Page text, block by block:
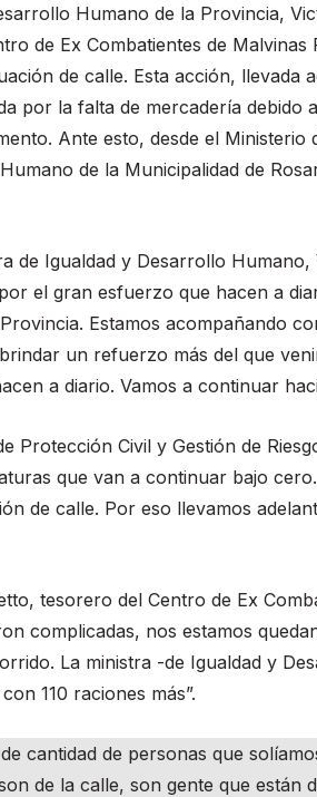
Humano de la Provincia,
de Ex Combatientes de
de calle. Esta acción, llevada
por la falta de mercadería debido
Ante esto, desde el
de la Municipalidad de
de Igualdad y Desarrollo
el gran esfuerzo que hacen a
Estamos acompañando
un refuerzo más del que
a diario. Vamos a continuar
Protección Civil y Gestión de
que van a continuar bajo
de calle. Por eso llevamos
tesorero del Centro de Ex
complicadas, nos estamos
La ministra -de Igualdad y
110 raciones más”.
cantidad de personas que
de la calle, son gente que están